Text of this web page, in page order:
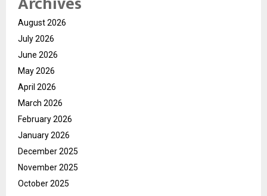
August 2026
July 2026
June 2026
May 2026
April 2026
March 2026
February 2026
January 2026
December 2025
November 2025
October 2025